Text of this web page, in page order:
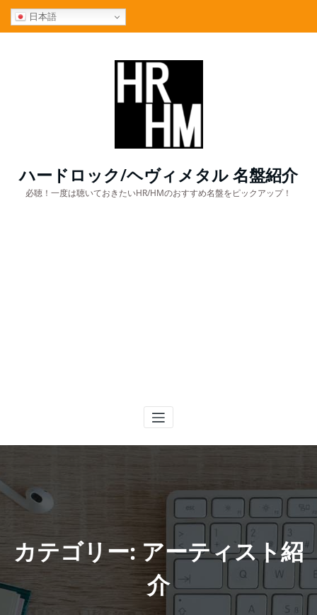
日本語
ハードロック/ヘヴィメタル 名盤紹介
必聴！一度は聴いておきたいHR/HMのおすすめ名盤をピックアップ！
カテゴリー: アーティスト紹
介